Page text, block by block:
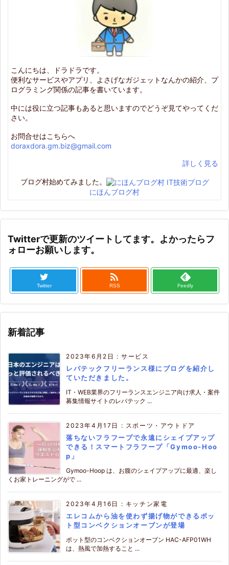
こんにちは、ドラドラです。
便利なサービスやアプリ、よさげなガジェットなんかの紹介、プ
ログラミング関係の記事を書いています。
中には役に立つ記事もあると思いますのでどうぞ見てやってくだ
さい。
お問合せはこちらへ
doraxdora.gm.biz@gmail.com
詳しく見る
ブログ村始めてみました。
にほんブログ村
Twitterで更新のツイートしてます。よかったらフ
ォローお願いします。
Twitter

RSS Feedly
新着記事
2023年6月2日 :サービス
レバテックフリーランス様にブログを紹介し
ていただきました。
IT・WEB業界のフリーランスエンジニア向け求人・案件
募集情報サイトのレバテック ...
2023年4月17日 : スポーツ・アウトドア
落ちないフラフープで永遠にシェイプアップ
できる！スマートフラフープ「Gymoo-Hoo
p」
Gymoo-Hoop は、お腹のシェイプアップに最適、楽し
くお家トレーニングがで ...
2023年4月16日 : キッチン家電
エレコムから油を使わず揚げ物ができるポッ
ト型コンベクションオーブンが登場
ポット型のコンベクションオーブン HAC-AFP01WH
は、熱風で加熱すること ...